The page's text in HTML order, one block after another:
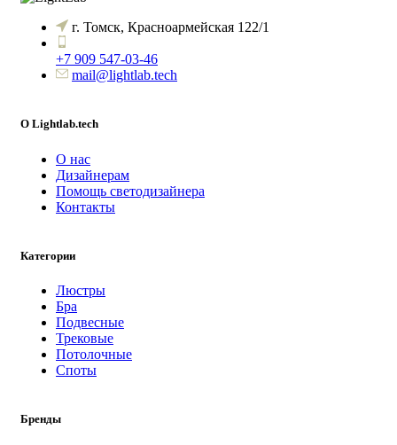
г. Томск, Красноармейская 122/1
+7 909 547-03-46
mail@lightlab.tech
O Lightlab.tech
О нас
Дизайнерам
Помощь светодизайнера
Контакты
Категории
Люстры
Бра
Подвесные
Трековые
Потолочные
Споты
Бренды